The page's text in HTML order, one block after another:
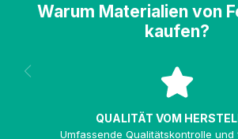
Warum Materialien von
kaufen?
QUALITÄT VOM
Umfassende Qualitätskontrolle und